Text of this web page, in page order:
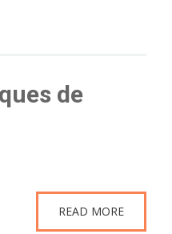
de
READ MORE